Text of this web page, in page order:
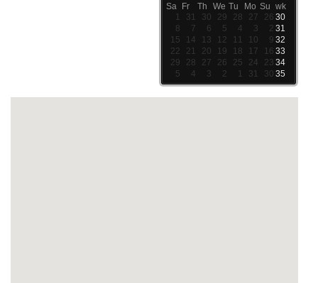
wk
Su
Mo
Tu
We
Th
Fr
Sa
30
26
27
28
29
30
31
1
31
2
3
4
5
6
7
8
32
9
10
11
12
13
14
15
33
16
17
18
19
20
21
22
34
23
24
25
26
27
28
29
35
30
31
1
2
3
4
5